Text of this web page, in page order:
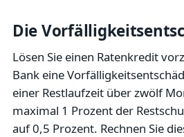
Die
Lösen Sie einen Ratenkredit
Bank eine
einer Restlaufzeit über zwölf
maximal 1 Prozent der
auf 0,5 Prozent. Rechnen Sie